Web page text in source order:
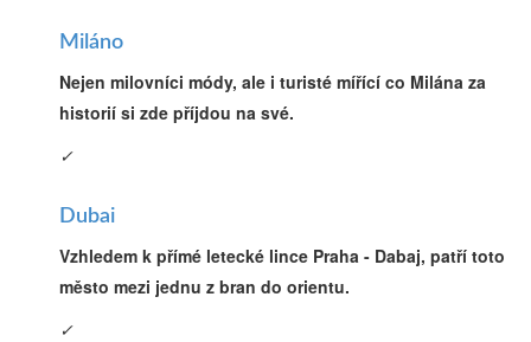
Miláno
Nejen milovníci módy, ale i turisté mířící co Milána za
historií si zde příjdou na své.
✓
Dubai
Vzhledem k přímé letecké lince Praha - Dabaj, patří toto
město mezi jednu z bran do orientu.
✓